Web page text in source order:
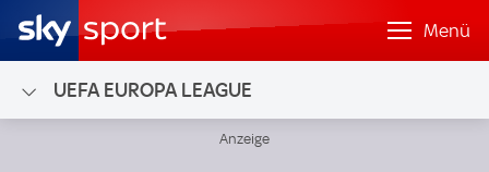
Menü
UEFA EUROPA LEAGUE